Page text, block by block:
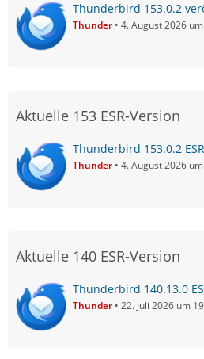
Thunderbird 153.0.2
Thunder 4. August 2026
Aktuelle 153 ESR-Version
Thunderbird 153.0.2
Thunder 4. August 2026
Aktuelle 140 ESR-Version
Thunderbird 140.13.0
Thunder 22. Juli 2026 um